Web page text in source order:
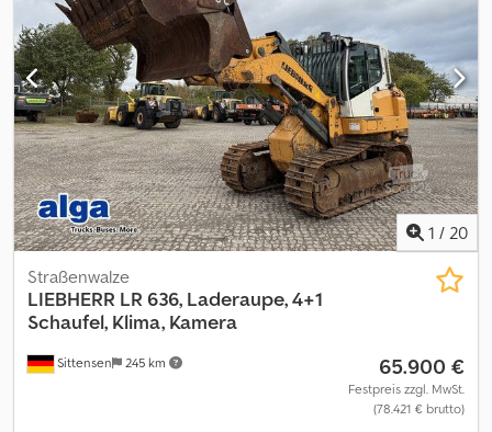
1 / 20
Sittensen 245 km
Straßenwalze
LIEBHERR LR 636, Laderaupe, 4+1
Schaufel, Klima, Kamera
65.900 €
Festpreis zzgl. MwSt.
(78.421 € brutto)